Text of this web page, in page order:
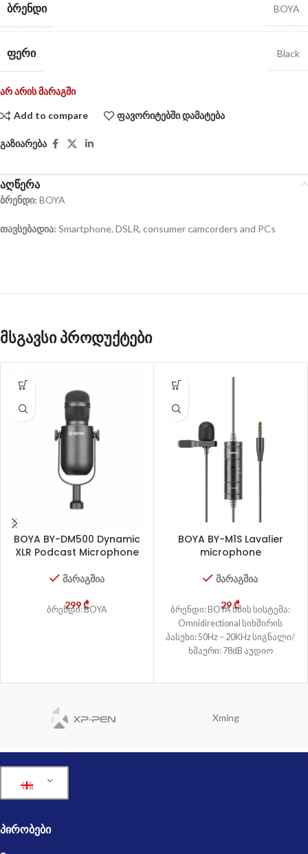
ᲑᲠᲔᲜᲓᲘ BOYA
ᲤᲔᲠᲘ Black
არ არის მარაგში
Add to compare ფავორიტებში დამატება
გაზიარება
აღწერა
ბრენდი: BOYA
თავსებადია: Smartphone, DSLR, consumer camcorders and PCs
მსგავსი პროდუქტები
BOYA BY-DM500 Dynamic
XLR Podcast Microphone
მარაგშია
299₾
ბრენდი: BOYA
BOYA BY-M1S Lavalier
microphone
მარაგშია
29₾
ბრენდი: BOYA ხმის სისტემა:
Omnidirectional სიხშირის
პასუხი: 50Hz – 20KHz სიგნალი/
ხმაური: 78dB აუდიო
Xming
ᲞᲘᲠᲝᲑᲔᲑᲘ